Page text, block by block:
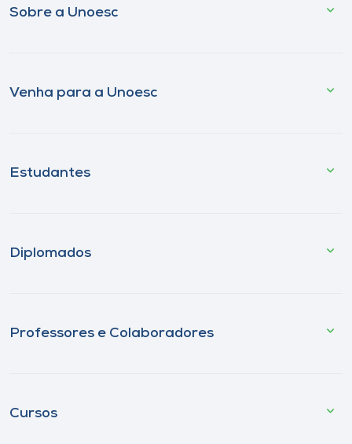
Sobre a Unoesc
Venha para a Unoesc
Estudantes
Diplomados
Professores e Colaboradores
Cursos